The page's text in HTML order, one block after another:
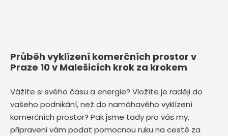
Průběh vyklízení komerčních prostor v
Praze 10 v Malešicích krok za krokem
Vážíte si svého času a energie? Vložíte je raději do
vašeho podnikání, než do namáhavého vyklízení
komerčních prostor? Pak jsme tady pro vás my,
připraveni vám podat pomocnou ruku na cestě za